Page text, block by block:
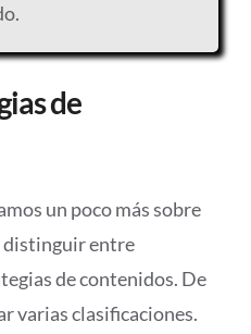
de
un poco más sobre
distinguir entre
de contenidos. De
varias clasificaciones.